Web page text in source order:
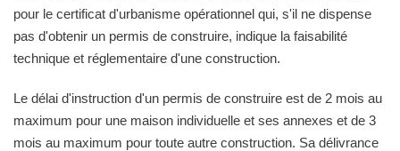
pour le certificat d'urbanisme opérationnel qui, s'il ne dispense
pas d'obtenir un permis de construire, indique la faisabilité
technique et réglementaire d'une construction.
Le délai d'instruction d'un permis de construire est de 2 mois au
maximum pour une maison individuelle et ses annexes et de 3
mois au maximum pour toute autre construction. Sa délivrance